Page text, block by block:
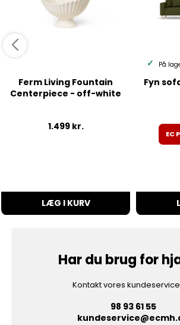
Ferm Living Fountain
Centerpiece - off-white
1.499 kr.
LÆG I KURV
På
Fyn
EC
Har du brug for
Kontakt vores
98 93 61 55